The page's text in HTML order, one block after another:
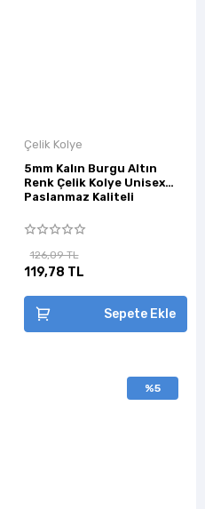
Çelik Kolye
5mm Kalın Burgu Altın
Renk Çelik Kolye Unisex
Paslanmaz Kaliteli
126,09 TL
119,78 TL
Sepete Ekle
%5